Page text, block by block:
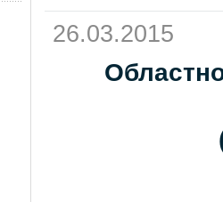
26.03.2015